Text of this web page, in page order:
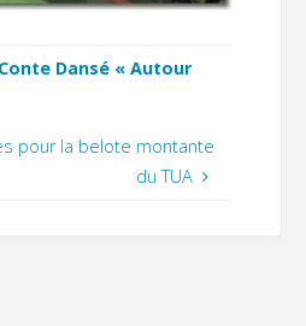
Dansé « Autour
pour la belote montante
du TUA